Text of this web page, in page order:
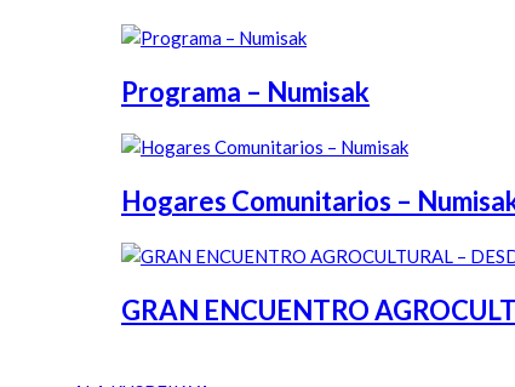
Programa – Numisak
Hogares Comunitarios –
GRAN ENCUENTRO